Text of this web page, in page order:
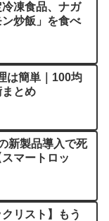
凍食品、ナガ
炒飯」を食べ
は簡単｜100均
とめ
新製品導入で死
マートロッ
クリスト】もう